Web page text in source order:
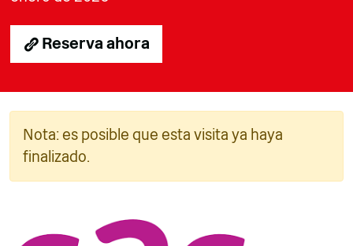
Reserva ahora
Nota: es posible que esta visita ya haya
finalizado.